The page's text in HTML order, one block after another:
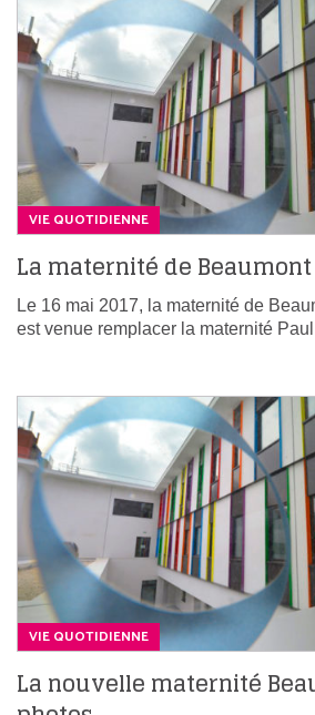
VIE QUOTIDIENNE
La maternité de
Le 16 mai 2017, la maternité de
est venue remplacer la maternité
VIE QUOTIDIENNE
La nouvelle maternité